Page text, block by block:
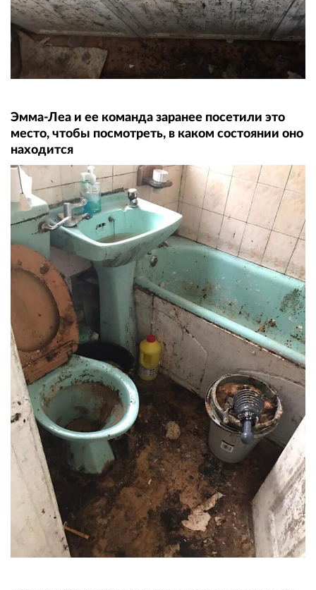
Эмма-Леа и ее команда заранее посетили это
место, чтобы посмотреть, в каком состоянии оно
находится